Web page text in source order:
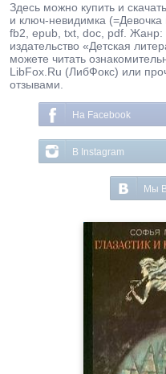
Здесь можно купить и
и ключ-невидимка
fb2, epub, txt, doc, pdf. Жанр:
издательство «Детская
можете читать
LibFox.Ru (ЛибФокс) или
отзывами.
На Facebook
В Instagram
Мы